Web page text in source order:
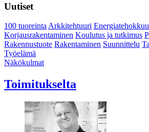
Uutiset
100 tuoreintaArkkitehtuuri
Korjausrakentaminen Koulutus ja tutkimus
Rakennustuote Rakentaminen Suunnittelu
Työelämä
Näkökulmat
Toimitukselta